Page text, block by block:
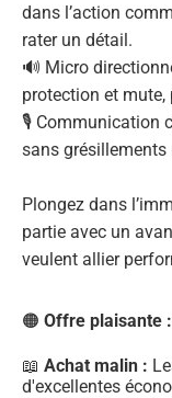
dans l’action
rater un détail.
🔊 Micro
protection et mute,
🎙️ Communication
sans grésillements
Plongez dans
partie avec un
veulent allier
🟠 Offre plaisante :
📖 Achat malin :
d'excellentes